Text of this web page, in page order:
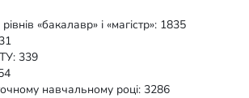
«бакалавр» і «магістр»: 1835
339
навчальному році: 3286